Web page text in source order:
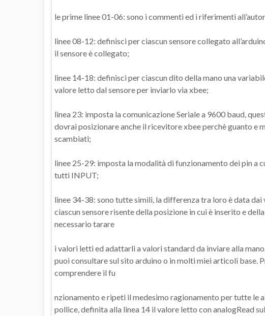
le prime linee 01-06: sono i commenti ed i riferimenti
linee 08-12: definisci per ciascun sensore collegato
il sensore è collegato;
linee 14-18: definisci per ciascun dito della mano una
valore letto dal sensore per inviarlo via xbee;
linea 23: imposta la comunicazione Seriale a 9600 baud,
dovrai posizionare anche il ricevitore xbee perchè guanto e
scambiati;
linee 25-29: imposta la modalità di funzionamento dei pin a
tutti INPUT;
linee 34-38: sono tutte simili, la differenza tra loro è data
ciascun sensore risente della posizione in cui è inserito e
necessario tarare
i valori letti ed adattarli a valori standard da inviare alla
puoi consultare sul sito arduino o in molti miei articoli base.
comprendere il fu
nzionamento e ripeti il medesimo ragionamento per tutte le
pollice, definita alla linea 14 il valore letto con analogRead